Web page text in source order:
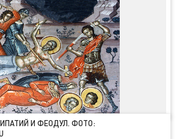
И ФЕОДУЛ. ФОТО: